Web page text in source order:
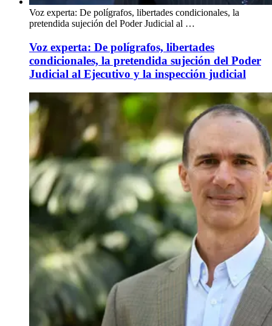
Voz experta: De polígrafos, libertades condicionales, la
pretendida sujeción del Poder Judicial al …
Voz experta: De polígrafos, libertades
condicionales, la pretendida sujeción del Poder
Judicial al Ejecutivo y la inspección judicial